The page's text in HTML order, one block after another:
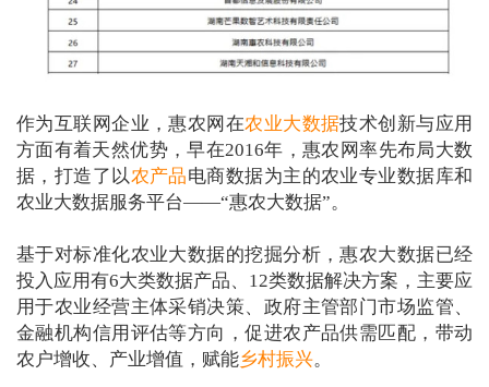
作为互联网企业，惠农网在农业大数据技术创新与应用
方面有着天然优势，早在2016年，惠农网率先布局大数
据，打造了以农产品电商数据为主的农业专业数据库和
农业大数据服务平台——“惠农大数据”。
基于对标准化农业大数据的挖掘分析，惠农大数据已经
投入应用有6大类数据产品、12类数据解决方案，主要应
用于农业经营主体采销决策、政府主管部门市场监管、
金融机构信用评估等方向，促进农产品供需匹配，带动
农户增收、产业增值，赋能乡村振兴。